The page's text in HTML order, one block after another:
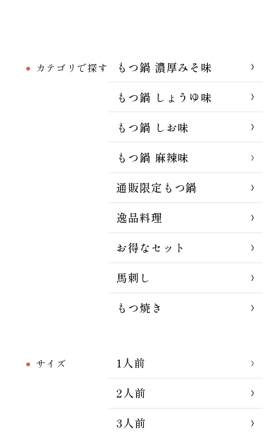
カテゴリで探す
もつ鍋 濃厚みそ味
もつ鍋 しょうゆ味
もつ鍋 しお味
もつ鍋 麻辣味
通販限定もつ鍋
逸品料理
お得なセット
馬刺し
もつ焼き
サイズ
1人前
2人前
3人前